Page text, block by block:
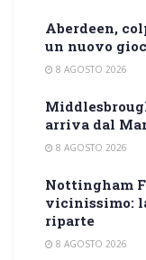
Aberdeen,
un nuovo
8 AGOSTO 2026
arriva dal
8 AGOSTO 2026
Nottingham
vicinissimo:
riparte
8 AGOSTO 2026